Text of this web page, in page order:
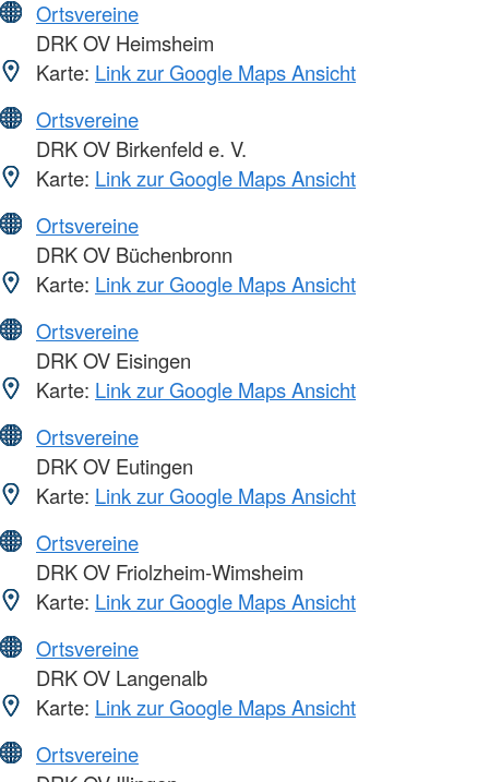
Ortsvereine
DRK OV Heimsheim
Karte: Link zur Google Maps Ansicht
Ortsvereine
DRK OV Birkenfeld e. V.
Karte: Link zur Google Maps Ansicht
Ortsvereine
DRK OV Büchenbronn
Karte: Link zur Google Maps Ansicht
Ortsvereine
DRK OV Eisingen
Karte: Link zur Google Maps Ansicht
Ortsvereine
DRK OV Eutingen
Karte: Link zur Google Maps Ansicht
Ortsvereine
DRK OV Friolzheim-Wimsheim
Karte: Link zur Google Maps Ansicht
Ortsvereine
DRK OV Langenalb
Karte: Link zur Google Maps Ansicht
Ortsvereine